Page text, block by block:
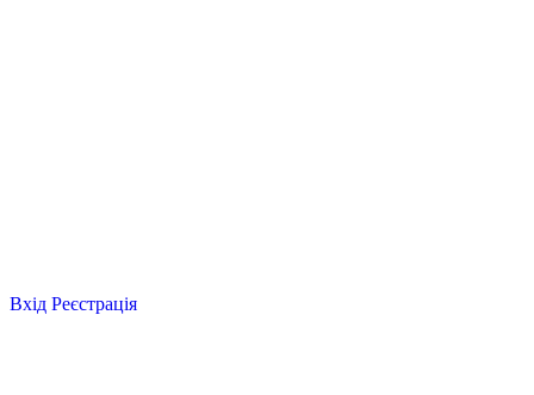
Вхід Реєстрація